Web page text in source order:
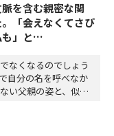
を含む親密な関
「会えなくてさび
も」と…
なくなるのでしょう
自分の名を呼べなか
い父親の姿と、似て